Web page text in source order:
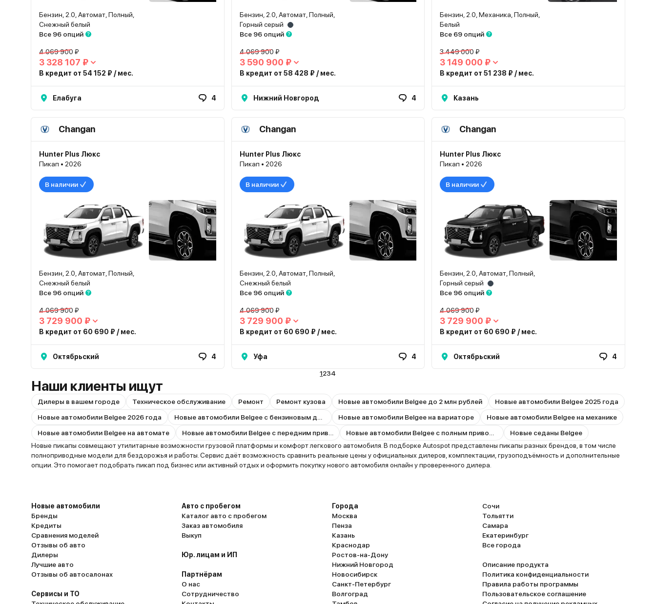
Бензин, 2.0, Автомат, Полный,
Снежный белый
Все 96 опций
4 069 900 ₽
3 328 107 ₽
В кредит от 54 152 ₽ / мес.
Елабуга 4
Бензин, 2.0, Автомат, Полный,
Горный серый
Все 96 опций
4 069 900 ₽
3 590 900 ₽
В кредит от 58 428 ₽ / мес.
Нижний Новгород 4
Бензин, 2.0, Механика, Полный,
Белый
Все 69 опций
3 449 000 ₽
3 149 000 ₽
В кредит от 51 238 ₽ / мес.
Казань
Changan
Hunter Plus Люкс
Пикап • 2026
В наличии
Бензин, 2.0, Автомат, Полный,
Снежный белый
Все 96 опций
4 069 900 ₽
3 729 900 ₽
В кредит от 60 690 ₽ / мес.
Октябрьский 4
Changan
Hunter Plus Люкс
Пикап • 2026
В наличии
Бензин, 2.0, Автомат, Полный,
Снежный белый
Все 96 опций
4 069 900 ₽
3 729 900 ₽
В кредит от 60 690 ₽ / мес.
Уфа 4
Changan
Hunter Plus Люкс
Пикап • 2026
В наличии
Бензин, 2.0, Автомат, Полный,
Горный серый
Все 96 опций
4 069 900 ₽
3 729 900 ₽
В кредит от 60 690 ₽ / мес.
Октябрьский 4
1234
Наши клиенты ищут
Дилеры в вашем городе Техническое обслуживание Ремонт Ремонт кузова Новые автомобили Belgee до 2 млн рублей
Новые автомобили Belgee 2025 года
Новые автомобили Belgee 2026 года
Новые автомобили Belgee на вариаторе
Новые автомобили Belgee на механике
Новые автомобили Belgee на автомате
Новые седаны Belgee
Новые пикапы совмещают утилитарные возможности грузовой платформы и комфорт легкового автомобиля. В подборке Autospot представлены пикапы разных брендов, в том числе
полноприводные модели для бездорожья и работы. Сервис даёт возможность сравнить реальные цены у официальных дилеров, комплектации, грузоподъёмность и дополнительные
опции. Это помогает подобрать пикап под бизнес или активный отдых и оформить покупку нового автомобиля онлайн у проверенного дилера.
Новые автомобили
Бренды
Кредиты
Сравнения моделей
Отзывы об авто
Дилеры
Лучшие авто
Отзывы об автосалонах
Сервисы и ТО
Авто с пробегом
Каталог авто с пробегом
Заказ автомобиля
Выкуп
Юр. лицам и ИП
Партнёрам
О нас
Сотрудничество
Города
Москва
Пенза
Казань
Краснодар
Ростов-на-Дону
Нижний Новгород
Новосибирск
Санкт-Петербург
Волгоград
Сочи
Тольятти
Самара
Екатеринбург
Все города
Описание продукта
Политика конфиденциальности
Правила работы программы
Пользовательское соглашение